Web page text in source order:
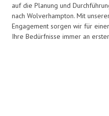
auf die Planung und
nach Wolverhampton. Mit
Engagement sorgen wir für
Ihre Bedürfnisse immer an